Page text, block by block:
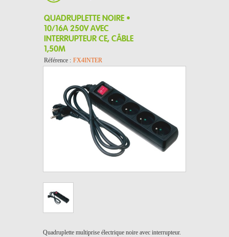
QUADRUPLETTE NOIRE •
10/16A 250V AVEC
INTERRUPTEUR CE, CÂBLE
1,50M
Référence : FX4INTER
Quadruplette multiprise électrique noire avec interrupteur.